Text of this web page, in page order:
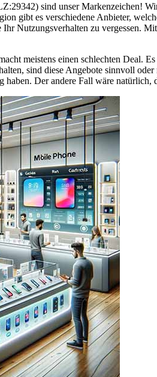
sind unser Markenzeichen!
gibt es verschiedene Anbieter,
Nutzungsverhalten zu vergessen.
meistens einen schlechten Deal.
sind diese Angebote sinnvoll
haben. Der andere Fall wäre